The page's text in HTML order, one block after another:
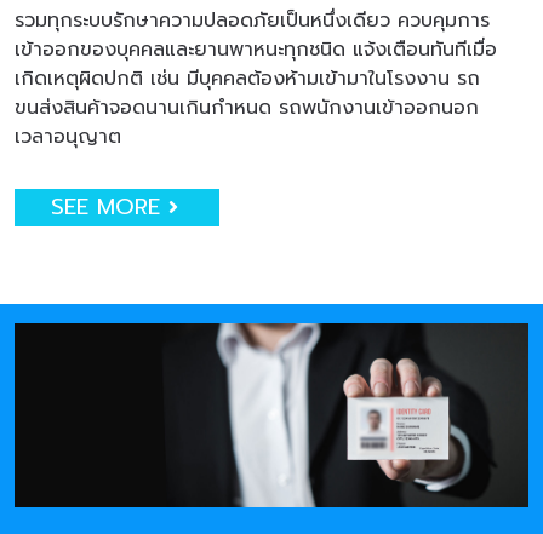
รวมทุกระบบรักษาความปลอดภัยเป็นหนึ่งเดียว ควบคุมการ
เข้าออกของบุคคลและยานพาหนะทุกชนิด แจ้งเตือนทันทีเมื่อ
เกิดเหตุผิดปกติ เช่น มีบุคคลต้องห้ามเข้ามาในโรงงาน รถ
ขนส่งสินค้าจอดนานเกินกำหนด รถพนักงานเข้าออกนอก
เวลาอนุญาต
SEE MORE